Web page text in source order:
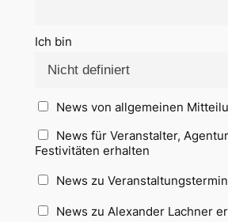
Ich bin
News von allgemeinen
News für Veranstalter,
Festivitäten erhalten
News zu
News zu Alexander Lachner